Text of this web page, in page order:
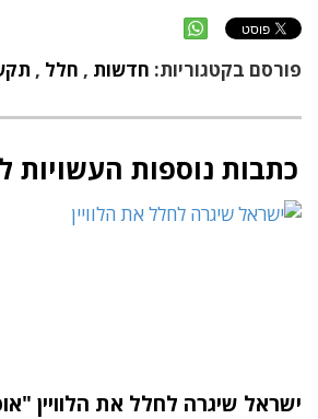
פורסם בקטגוריות: חדשות , חלל ,
כתבות נוספות העשויות
ישראל שיגרה לחלל את הלוויין "אופק